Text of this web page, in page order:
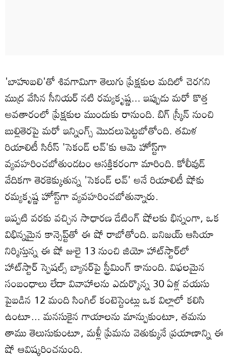
'బాహుబలి'తో శివగామిగా తెలుగు ప్రేక్షకుల మదిలో చెరగని
ముద్ర వేసిన సీనియర్ నటి రమ్యకృష్ణ... ఇప్పుడు మరో కొత్త
అవతారంలో ప్రేక్షకుల ముందుకు రానుంది. బిగ్ స్క్రీన్ నుంచి
బుల్లితెరపై మరో ఇన్నింగ్స్ మొదలుపెట్టబోతోంది. తమిళ
రియాలిటీ సిరీస్ 'సెకండ్ లవ్'కు ఆమె హోస్ట్‌గా
వ్యవహరించబోతుండటం ఆసక్తికరంగా మారింది. కోలీవుడ్
వేదికగా తెరకెక్కుతున్న 'సెకండ్ లవ్' అనే రియాలిటీ షోకు
రమ్యకృష్ణ హోస్ట్‌గా వ్యవహరించబోతున్నారు.
ఇప్పటి వరకు వచ్చిన సాధారణ డేటింగ్ షోలకు భిన్నంగా, ఒక
విభిన్నమైన కాన్సెప్ట్‌తో ఈ షో రాబోతోంది. బనిజయ్ ఆసియా
నిర్మిస్తున్న ఈ షో జులై 13 నుంచి జియో హాట్‌స్టార్‌లో
హాట్‌స్టార్ స్పెషల్స్ బ్యానర్‌పై స్ట్రీమింగ్ కానుంది. విఫలమైన
సంబంధాలు లేదా వివాహాలను ఎదుర్కొన్న 30 ఏళ్ల వయసు
పైబడిన 12 మంది సింగిల్ కంటెస్టెంట్లు ఒక విల్లాలో కలిసి
ఉంటూ... మనసుకైన గాయాలను మాన్పుకుంటూ, తమను
తాము తెలుసుకుంటూ, మళ్లీ ప్రేమను వెతుక్కునే ప్రయాణాన్ని ఈ
షో ఆవిష్కరించనుంది.